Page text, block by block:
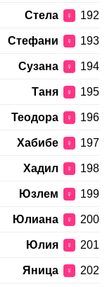
192
♀
Стела
193
♀
Стефани
194
♀
Сузана
195
♀
Таня
196
♀
Теодора
197
♀
Хабибе
198
♀
Хадил
199
♀
Юзлем
200
♀
Юлиана
201
♀
Юлия
202
♀
Яница